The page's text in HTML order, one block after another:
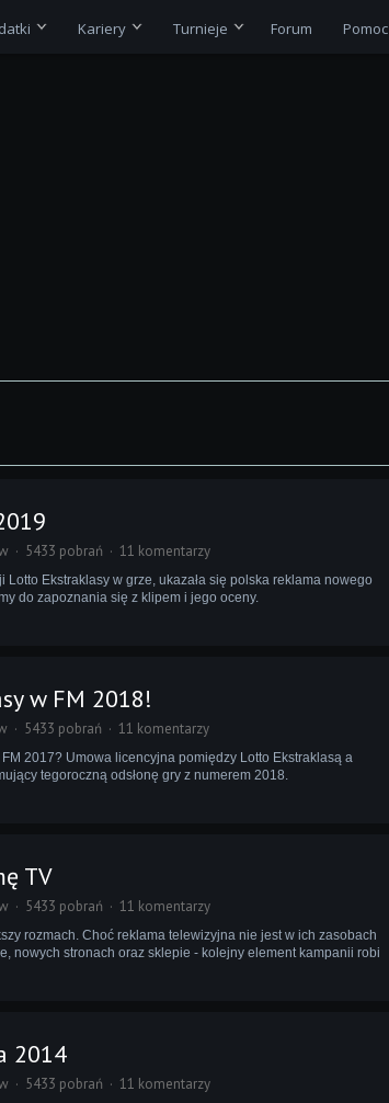
Kariery Turnieje Forum Pomoc
5433 pobrań 11 komentarzy
Ekstraklasy w grze, ukazała się polska reklama nowego
do zapoznania się z klipem i jego oceny.
w FM 2018!
5433 pobrań 11 komentarzy
2017? Umowa licencyjna pomiędzy Lotto Ekstraklasą a
tegoroczną odsłonę gry z numerem 2018.
TV
5433 pobrań 11 komentarzy
rozmach. Choć reklama telewizyjna nie jest w ich zasobach
nowych stronach oraz sklepie - kolejny element kampanii robi
2014
5433 pobrań 11 komentarzy